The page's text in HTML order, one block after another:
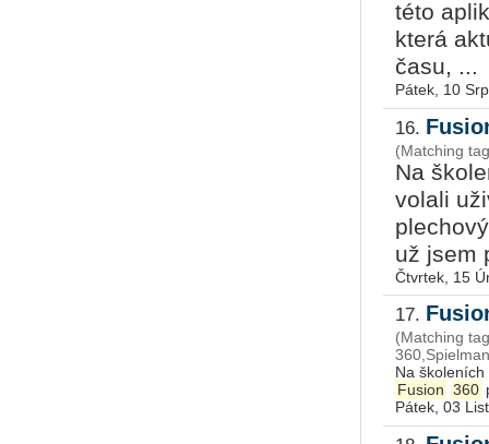
této
která
času, ...
Pátek, 10
16.
(Matching
Na
volali
už jsem
Čtvrtek, 15
17.
(Matching
Na
Fusion 360
Pátek, 03